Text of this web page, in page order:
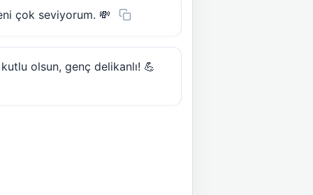
çok seviyorum. 💸
olsun, genç delikanlı! 💪